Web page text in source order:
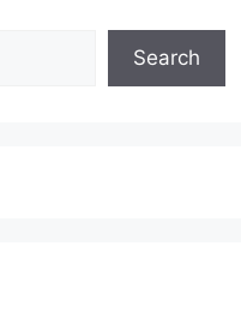
Search